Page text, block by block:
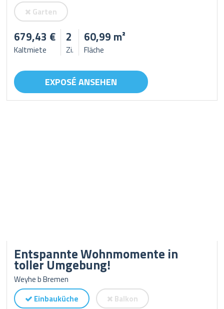
Garten
679,43 €
Kaltmiete
2
Zi.
60,99 m²
Fläche
EXPOSÉ ANSEHEN
Entspannte Wohnmomente in
toller Umgebung!
Weyhe b Bremen
Einbauküche
Balkon